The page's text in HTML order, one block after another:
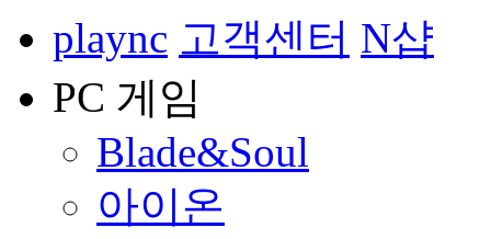
plaync 고객센터 N샵
PC 게임
Blade&Soul
아이온